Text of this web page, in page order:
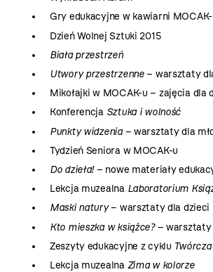
Gry edukacyjne w kawiarni
Dzień Wolnej Sztuki 2015
Biała przestrzeń
Utwory przestrzenne– warsztaty
Mikołajki w MOCAK-u – zajęcia dla
Konferencja Sztuka i wolność
Punkty widzenia– warsztaty dla
Tydzień Seniora w MOCAK-u
Do dzieła!– nowe materiały
Lekcja muzealna Laboratorium
Maski natury– warsztaty dla dzieci
Kto mieszka w książce?– warsztaty
Zeszyty edukacyjne z cyklu
Lekcja muzealna Zima w kolorze